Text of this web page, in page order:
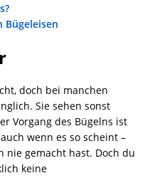
Bügeleisen
doch bei manchen
Sie sehen sonst
Vorgang des Bügelns ist
wenn es so scheint –
nie gemacht hast. Doch du
keine